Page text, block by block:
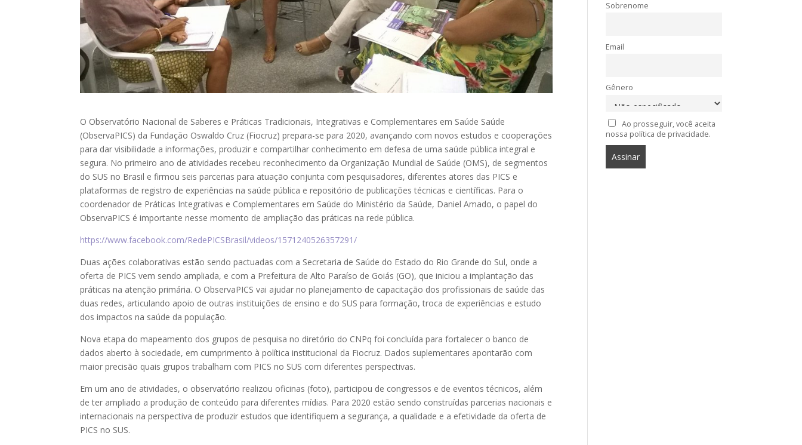
O Observatório Nacional de Saberes e Práticas Tradicionais, Integrativas e Complementares em Saúde Saúde
(ObservaPICS) da Fundação Oswaldo Cruz (Fiocruz) prepara-se para 2020, avançando com novos estudos e cooperações
para dar visibilidade a informações, produzir e compartilhar conhecimento em defesa de uma saúde pública integral e
segura. No primeiro ano de atividades recebeu reconhecimento da Organização Mundial de Saúde (OMS), de segmentos
do SUS no Brasil e firmou seis parcerias para atuação conjunta com pesquisadores, diferentes atores das PICS e
plataformas de registro de experiências na saúde pública e repositório de publicações técnicas e científicas. Para o
coordenador de Práticas Integrativas e Complementares em Saúde do Ministério da Saúde, Daniel Amado, o papel do
ObservaPICS é importante nesse momento de ampliação das práticas na rede pública.
https://www.facebook.com/RedePICSBrasil/videos/1571240526357291/
Duas ações colaborativas estão sendo pactuadas com a Secretaria de Saúde do Estado do Rio Grande do Sul, onde a
oferta de PICS vem sendo ampliada, e com a Prefeitura de Alto Paraíso de Goiás (GO), que iniciou a implantação das
práticas na atenção primária. O ObservaPICS vai ajudar no planejamento de capacitação dos profissionais de saúde das
duas redes, articulando apoio de outras instituições de ensino e do SUS para formação, troca de experiências e estudo
dos impactos na saúde da população.
Nova etapa do mapeamento dos grupos de pesquisa no diretório do CNPq foi concluída para fortalecer o banco de
dados aberto à sociedade, em cumprimento à política institucional da Fiocruz. Dados suplementares apontarão com
maior precisão quais grupos trabalham com PICS no SUS com diferentes perspectivas.
Em um ano de atividades, o observatório realizou oficinas (foto), participou de congressos e de eventos técnicos, além
de ter ampliado a produção de conteúdo para diferentes mídias. Para 2020 estão sendo construídas parcerias nacionais e
internacionais na perspectiva de produzir estudos que identifiquem a segurança, a qualidade e a efetividade da oferta de
PICS no SUS.
Sobrenome
Email
Gênero
Ao prosseguir, você aceita
nossa política de privacidade.